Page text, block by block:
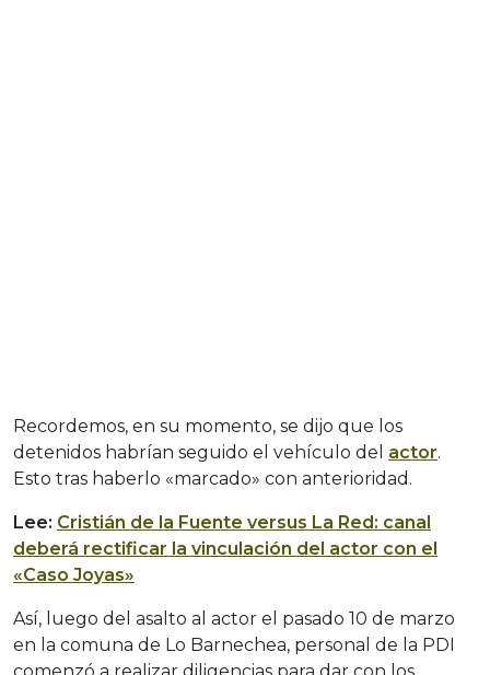
Recordemos, en su momento, se dijo que los
detenidos habrían seguido el vehículo del actor.
Esto tras haberlo «marcado» con anterioridad.
Lee: Cristián de la Fuente versus La Red: canal
deberá rectificar la vinculación del actor con el
«Caso Joyas»
Así, luego del asalto al actor el pasado 10 de marzo
en la comuna de Lo Barnechea, personal de la PDI